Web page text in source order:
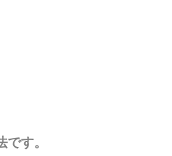
す。